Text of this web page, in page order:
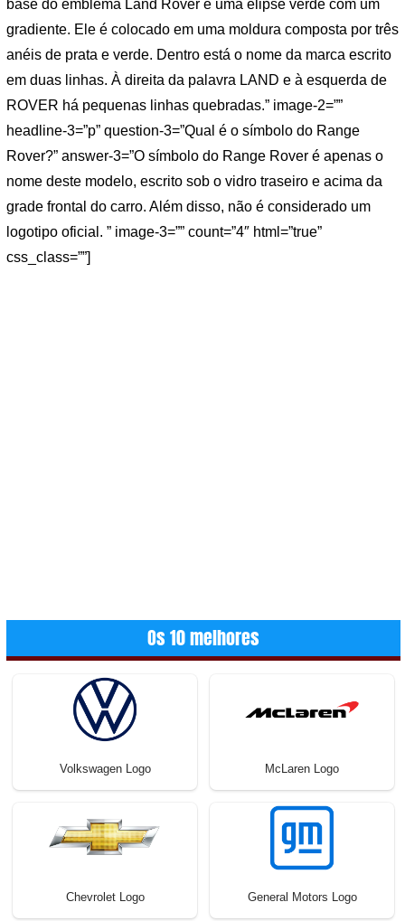
base do emblema Land Rover é uma elipse verde com um
gradiente. Ele é colocado em uma moldura composta por três
anéis de prata e verde. Dentro está o nome da marca escrito
em duas linhas. À direita da palavra LAND e à esquerda de
ROVER há pequenas linhas quebradas.” image-2=””
headline-3=”p” question-3=”Qual é o símbolo do Range
Rover?” answer-3=”O símbolo do Range Rover é apenas o
nome deste modelo, escrito sob o vidro traseiro e acima da
grade frontal do carro. Além disso, não é considerado um
logotipo oficial. ” image-3=”” count=”4″ html=”true”
css_class=””]
Os 10 melhores
Volkswagen Logo McLaren Logo
Chevrolet Logo General Motors Logo